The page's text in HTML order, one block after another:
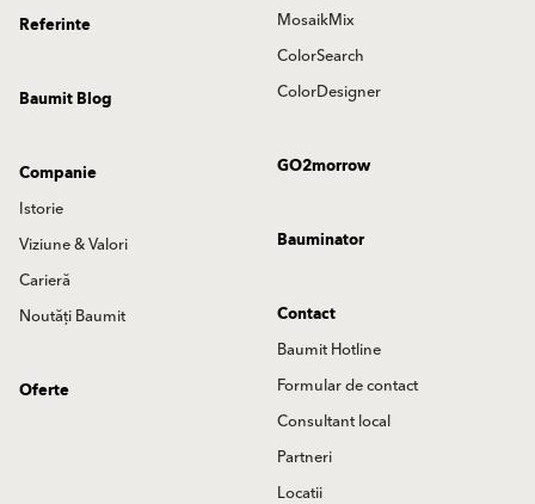
MosaikMix
ColorSearch
ColorDesigner
Referinte
Baumit Blog
GO2morrow
Companie
Istorie
Viziune & Valori
Carieră
Noutăți Baumit
Bauminator
Contact
Baumit Hotline
Formular de contact
Consultant local
Partneri
Locatii
Oferte